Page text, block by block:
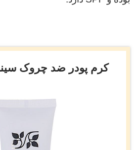
کرم پودر ضد چروک